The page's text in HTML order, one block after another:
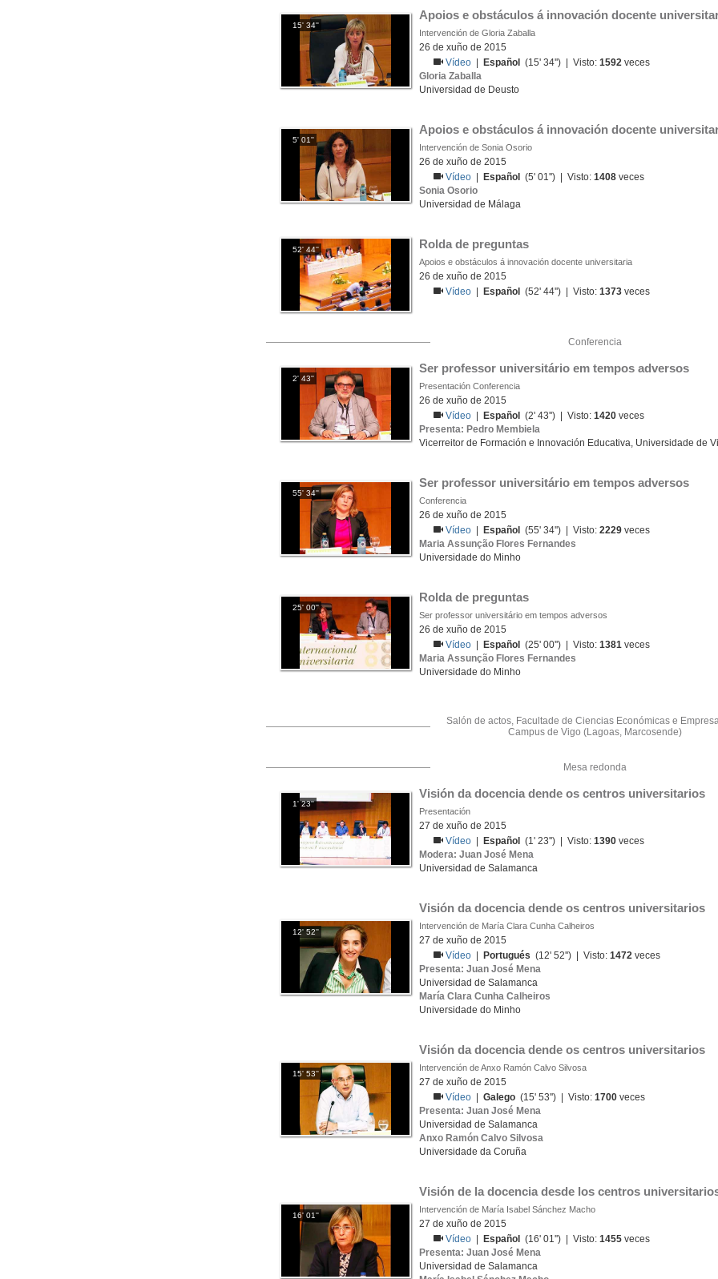
15' 34''
Apoios e obstáculos á innovación docente
Intervención de Gloria Zaballa
26 de xuño de 2015
Vídeo
Español (15' 34'') | Visto:1592 veces
Gloria Zaballa
Universidad de Deusto
5' 01''
Apoios e obstáculos á innovación docente
Intervención de Sonia Osorio
26 de xuño de 2015
Vídeo
Español (5' 01'') | Visto:1408 veces
Sonia Osorio
Universidad de Málaga
52' 44'' Rolda de preguntas
Apoios e obstáculos á innovación docente universitaria
26 de xuño de 2015
Vídeo
Español (52' 44'') | Visto:1373 veces
Conferencia
2' 43''
Ser professor universitário em tempos adversos
Presentación Conferencia
26 de xuño de 2015
Vídeo
Español (2' 43'') | Visto:1420 veces
Presenta: Pedro Membiela
Vicerreitor de Formación e Innovación Educativa, Universidade de
55' 34''
Ser professor universitário em tempos adversos
Conferencia
26 de xuño de 2015
Vídeo
Español (55' 34'') | Visto:2229 veces
Maria Assunção Flores Fernandes
Universidade do Minho
25' 00''
Rolda de preguntas
Ser professor universitário em tempos adversos
26 de xuño de 2015
Vídeo
Español (25' 00'') | Visto:1381 veces
Maria Assunção Flores Fernandes
Universidade do Minho
Salón de actos, Facultade de Ciencias Económicas e
Campus de Vigo (Lagoas, Marcosende)
Mesa redonda
1' 23''
Visión da docencia dende os centros universitarios
Presentación
27 de xuño de 2015
Vídeo
Español (1' 23'') | Visto:1390 veces
Modera: Juan José Mena
Universidad de Salamanca
12' 52''
Visión da docencia dende os centros universitarios
Intervención de María Clara Cunha Calheiros
27 de xuño de 2015
Vídeo
Portugués (12' 52'') | Visto:1472 veces
Presenta: Juan José Mena
Universidad de Salamanca
María Clara Cunha Calheiros
Universidade do Minho
15' 53''
Visión da docencia dende os centros universitarios
Intervención de Anxo Ramón Calvo Silvosa
27 de xuño de 2015
Vídeo
|Galego (15' 53'') | Visto:1700 veces
Presenta: Juan José Mena
Universidad de Salamanca
Anxo Ramón Calvo Silvosa
Universidade da Coruña
16' 01''
Visión de la docencia desde los centros
Intervención de María Isabel Sánchez Macho
27 de xuño de 2015
Vídeo
Español (16' 01'') | Visto:1455 veces
Presenta: Juan José Mena
Universidad de Salamanca